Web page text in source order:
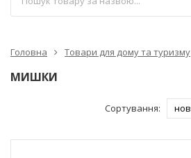
Головна Товари для дому та туризму
МИШКИ
Сортування: